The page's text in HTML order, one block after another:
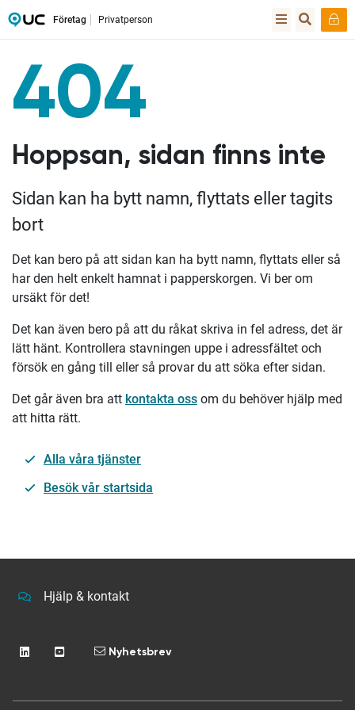
Företag Privatperson
404
Hoppsan, sidan finns inte
Sidan kan ha bytt namn, flyttats eller tagits
bort
Det kan bero på att sidan kan ha bytt namn, flyttats eller så
har den helt enkelt hamnat i papperskorgen. Vi ber om
ursäkt för det!
Det kan även bero på att du råkat skriva in fel adress, det är
lätt hänt. Kontrollera stavningen uppe i adressfältet och
försök en gång till eller så provar du att söka efter sidan.
Det går även bra att kontakta oss om du behöver hjälp med
att hitta rätt.
Alla våra tjänster
Besök vår startsida
Hjälp & kontakt
Nyhetsbrev